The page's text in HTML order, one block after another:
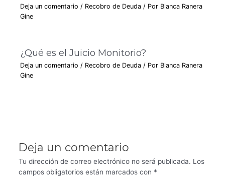
Deja un comentario / Recobro de Deuda / Por Blanca Ranera
Gine
¿Qué es el Juicio Monitorio?
Deja un comentario / Recobro de Deuda / Por Blanca Ranera
Gine
Deja un comentario
Tu dirección de correo electrónico no será publicada. Los
campos obligatorios están marcados con *